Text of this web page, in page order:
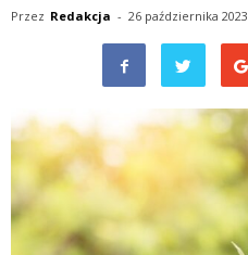
Przez Redakcja - 26 października 2023